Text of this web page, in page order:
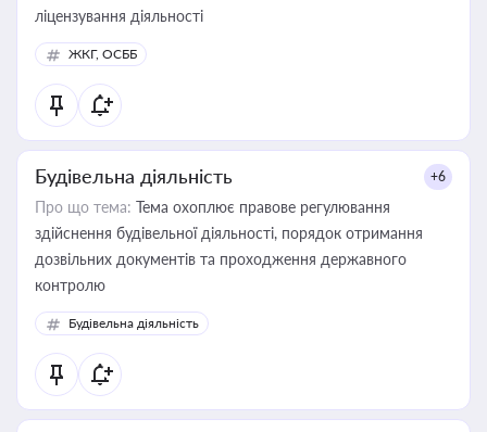
ліцензування діяльності
ЖКГ, ОСББ
Будівельна діяльність +6
Про що тема: Тема охоплює правове регулювання
здійснення будівельної діяльності, порядок отримання
дозвільних документів та проходження державного
контролю
Будівельна діяльність